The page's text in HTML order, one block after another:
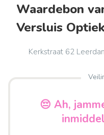
Waardebon
Versluis
Kerkstraat 62
😔 Ah,